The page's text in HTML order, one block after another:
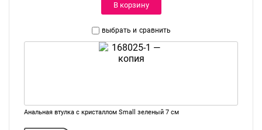
В корзину
выбрать и сравнить
Анальная втулка с кристаллом Small зеленый 7 см